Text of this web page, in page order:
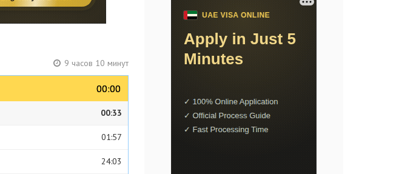
9 часов 10 минут
00:00
00:00
00:33
01:57
24:03